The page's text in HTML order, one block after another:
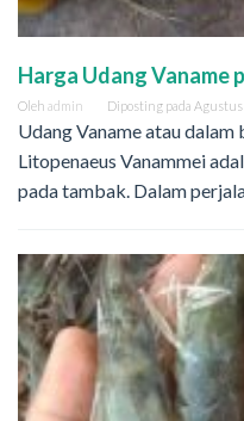
Harga Udang Vaname
Oleh admin Diposting pada Agustus
Udang Vaname atau dalam
Litopenaeus Vanammei
pada tambak. Dalam